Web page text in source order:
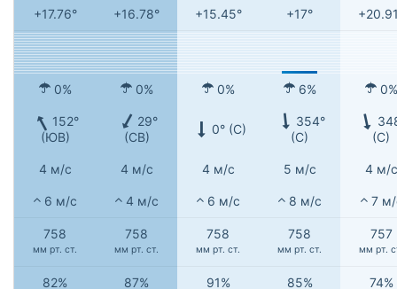
+17.76° +16.78° +15.45° +17°
0% 0% 0% 6% 0%
152°
(ЮВ)
29°
(СВ)
0° (С)
354°
(С)
(С)
4 м/с 4 м/с 4 м/с 5 м/с 4 м/с
6 м/с 4 м/с 6 м/с 8 м/с 7 м/
758
мм рт. ст.
758
мм рт. ст.
758
мм рт. ст.
758
мм рт. ст.
757
мм рт.
82% 87% 91% 85% 74%